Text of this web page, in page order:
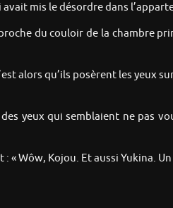
mis le désordre dans
du couloir de la chambre
alors qu’ils posèrent les yeux
yeux qui semblaient ne pas
Wôw, Kojou. Et aussi Yukina.